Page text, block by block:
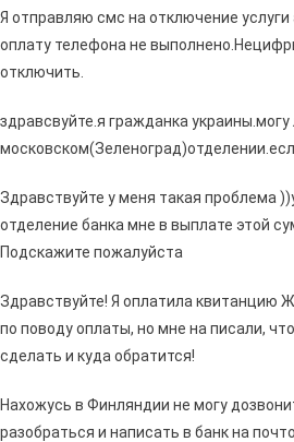
Я отправляю смс на отключение
оплату телефона не
отключить.
здравсвуйте.я гражданка
Здравствуйте у меня такая проблема
отделение банка мне в выплате этой
Подскажите пожалуйста
Здравствуйте! Я оплатила квитанцию
по поводу оплаты, но мне на писали,
сделать и куда обратится!
Нахожусь в Финляндии не могу
разобраться и написать в банк на